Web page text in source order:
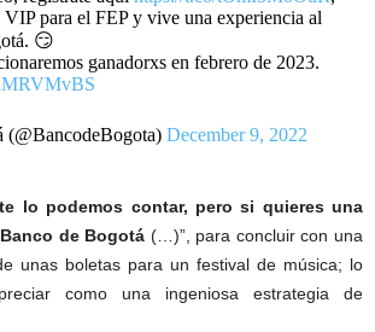
para el FEP y vive una experiencia al
😏
ganadorxs en febrero de 2023.
December 9, 2022
lo podemos contar, pero si quieres una
de Bogotá (…)”, para concluir con una
unas boletas para un festival de música; lo
como una ingeniosa estrategia de